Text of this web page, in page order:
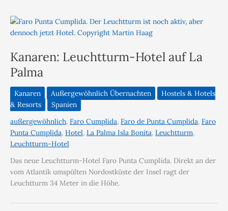
Kanaren: Leuchtturm-Hotel auf La
Palma
Kanaren Außergewöhnlich Übernachten
Hostels & Hotels
& Resorts
Spanien
außergewöhnlich, Faro Cumplida, Faro de Punta Cumplida, Faro
Punta Cumplida, Hotel, La Palma Isla Bonita, Leuchtturm,
Leuchtturm-Hotel
Das neue Leuchtturm-Hotel Faro Punta Cumplida. Direkt an der
vom Atlantik umspülten Nordostküste der Insel ragt der
Leuchtturm 34 Meter in die Höhe.